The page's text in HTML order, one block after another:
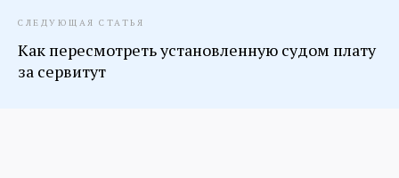
СЛЕДУЮЩАЯ СТАТЬЯ
Как пересмотреть установленную судом плату
за сервитут